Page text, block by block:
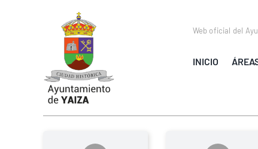
Web oficial del
INICIO